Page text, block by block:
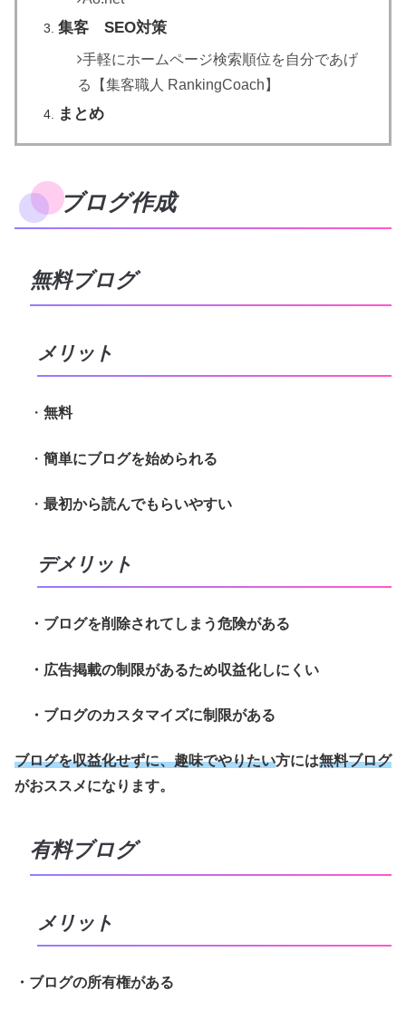
集客 SEO対策
手軽にホームページ検索順位を自分であげ
る【集客職人 RankingCoach】
まとめ
ブログ作成
無料ブログ
メリット
・ 無料
・ 簡単にブログを始められる
・ 最初から読んでもらいやすい
デメリット
・ブログを削除されてしまう危険がある
・広告掲載の制限があるため収益化しにくい
・ブログのカスタマイズに制限がある
ブログを収益化せずに、趣味でやりたい方には無料ブログ
がおススメになります。
有料ブログ
メリット
・ブログの所有権がある